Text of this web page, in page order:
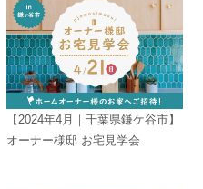
【2024年4月｜千葉県鎌ケ谷市】
オーナー様邸 お宅見学会